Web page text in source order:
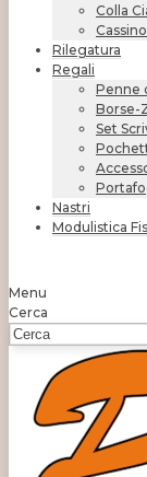
Colla
Rilegatura
Regali
Penne
Borse-
Set
Nastri
Modulistica
Menu
Cerca